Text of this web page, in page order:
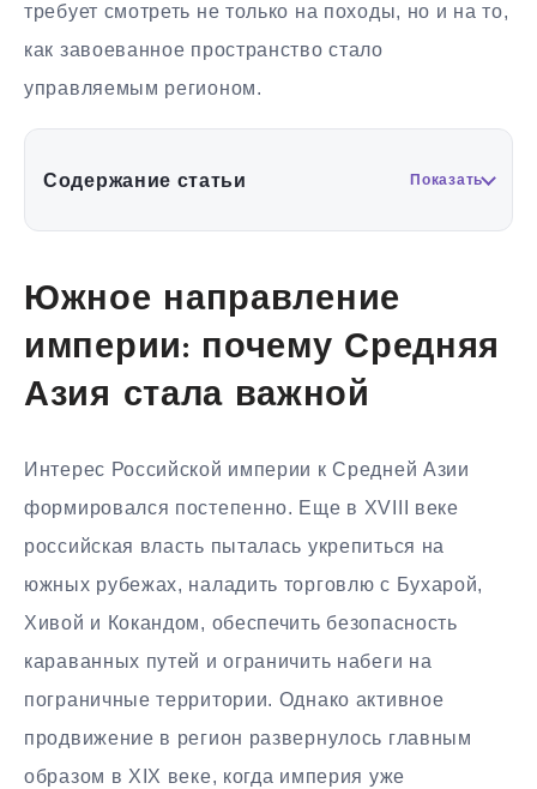
требует смотреть не только на походы, но и на то,
как завоеванное пространство стало
управляемым регионом.
Содержание статьи Показать
Южное направление
империи: почему Средняя
Азия стала важной
Интерес Российской империи к Средней Азии
формировался постепенно. Еще в XVIII веке
российская власть пыталась укрепиться на
южных рубежах, наладить торговлю с Бухарой,
Хивой и Кокандом, обеспечить безопасность
караванных путей и ограничить набеги на
пограничные территории. Однако активное
продвижение в регион развернулось главным
образом в XIX веке, когда империя уже